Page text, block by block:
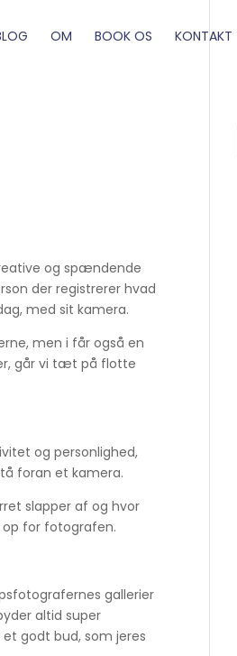
OM BOOK OS KONTAKT
og spændende
der registrerer hvad
med sit kamera.
men i får også en
går vi tæt på flotte
og personlighed,
foran et kamera.
slapper af og hvor
for fotografen.
gallerier
altid super
godt bud, som jeres